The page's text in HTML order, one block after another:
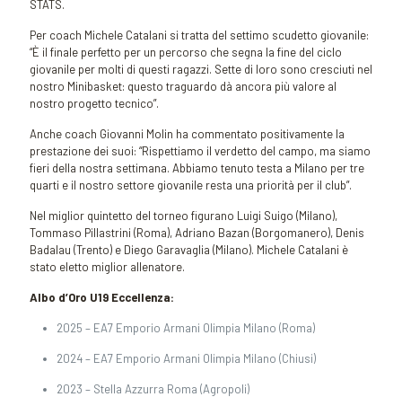
STATS.
Per coach Michele Catalani si tratta del settimo scudetto giovanile:
“È il finale perfetto per un percorso che segna la fine del ciclo
giovanile per molti di questi ragazzi. Sette di loro sono cresciuti nel
nostro Minibasket: questo traguardo dà ancora più valore al
nostro progetto tecnico”.
Anche coach Giovanni Molin ha commentato positivamente la
prestazione dei suoi: “Rispettiamo il verdetto del campo, ma siamo
fieri della nostra settimana. Abbiamo tenuto testa a Milano per tre
quarti e il nostro settore giovanile resta una priorità per il club”.
Nel miglior quintetto del torneo figurano Luigi Suigo (Milano),
Tommaso Pillastrini (Roma), Adriano Bazan (Borgomanero), Denis
Badalau (Trento) e Diego Garavaglia (Milano). Michele Catalani è
stato eletto miglior allenatore.
Albo d’Oro U19 Eccellenza:
2025 – EA7 Emporio Armani Olimpia Milano (Roma)
2024 – EA7 Emporio Armani Olimpia Milano (Chiusi)
2023 – Stella Azzurra Roma (Agropoli)